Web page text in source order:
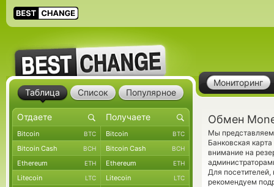
Мониторинг
Обмен
Мы представляем
Банковская
внимание на
Для
рекомендуем
Таблица Список Популярное
Bitcoin BTC Bitcoin BTC
Bitcoin Cash BCH Bitcoin Cash BCH
Ethereum ETH Ethereum ETH
Litecoin LTC Litecoin LTC